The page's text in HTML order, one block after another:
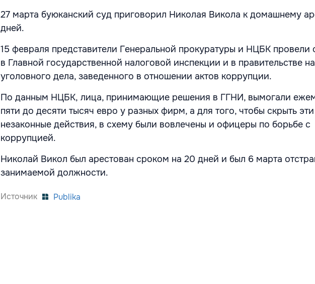
27 марта буюканский суд приговорил Николая Викола к домашнему
дней.
15 февраля представители Генеральной прокуратуры и НЦБК провели
в Главной государственной налоговой инспекции и в правительстве
уголовного дела, заведенного в отношении актов коррупции.
По данным НЦБК, лица, принимающие решения в ГГНИ, вымогали
пяти до десяти тысяч евро у разных фирм, а для того, чтобы скрыть эти
незаконные действия, в схему были вовлечены и офицеры по борьбе с
коррупцией.
Николай Викол был арестован сроком на 20 дней и был 6 марта
занимаемой должности.
Источник Publika